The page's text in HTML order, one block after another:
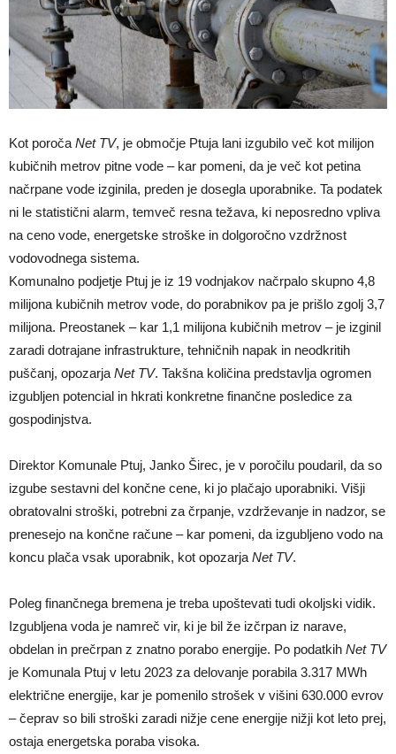
Kot poroča Net TV, je območje Ptuja lani izgubilo več kot milijon
kubičnih metrov pitne vode – kar pomeni, da je več kot petina
načrpane vode izginila, preden je dosegla uporabnike. Ta podatek
ni le statistični alarm, temveč resna težava, ki neposredno vpliva
na ceno vode, energetske stroške in dolgoročno vzdržnost
vodovodnega sistema.
Komunalno podjetje Ptuj je iz 19 vodnjakov načrpalo skupno 4,8
milijona kubičnih metrov vode, do porabnikov pa je prišlo zgolj 3,7
milijona. Preostanek – kar 1,1 milijona kubičnih metrov – je izginil
zaradi dotrajane infrastrukture, tehničnih napak in neodkritih
puščanj, opozarja Net TV. Takšna količina predstavlja ogromen
izgubljen potencial in hkrati konkretne finančne posledice za
gospodinjstva.
Direktor Komunale Ptuj, Janko Širec, je v poročilu poudaril, da so
izgube sestavni del končne cene, ki jo plačajo uporabniki. Višji
obratovalni stroški, potrebni za črpanje, vzdrževanje in nadzor, se
prenesejo na končne račune – kar pomeni, da izgubljeno vodo na
koncu plača vsak uporabnik, kot opozarja Net TV.
Poleg finančnega bremena je treba upoštevati tudi okoljski vidik.
Izgubljena voda je namreč vir, ki je bil že izčrpan iz narave,
obdelan in prečrpan z znatno porabo energije. Po podatkih Net TV
je Komunala Ptuj v letu 2023 za delovanje porabila 3.317 MWh
električne energije, kar je pomenilo strošek v višini 630.000 evrov
– čeprav so bili stroški zaradi nižje cene energije nižji kot leto prej,
ostaja energetska poraba visoka.